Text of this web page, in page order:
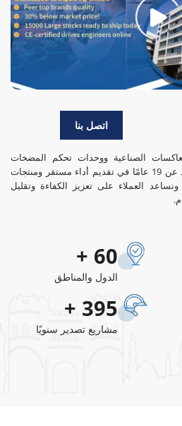
اتصل بنا
الصناعية ووحدات تحكم المضخات
الشمسية، حيث تمتلك خبرة تزيد عن 19 عامًا في تقديم أداء مستقر ومنتجات
العملاء على تعزيز الكفاءة وتقليل
60
+
الدول والمناطق
395
+
مشاريع تصدير سنويًا